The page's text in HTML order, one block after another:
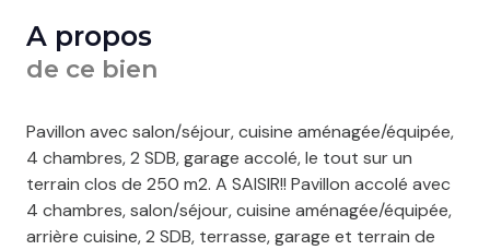
A propos
de ce bien
Pavillon avec salon/séjour, cuisine aménagée/équipée,
4 chambres, 2 SDB, garage accolé, le tout sur un
terrain clos de 250 m2. A SAISIR!! Pavillon accolé avec
4 chambres, salon/séjour, cuisine aménagée/équipée,
arrière cuisine, 2 SDB, terrasse, garage et terrain de